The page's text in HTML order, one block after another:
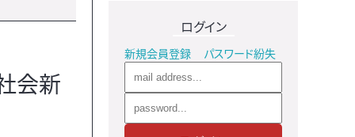
会新
ログイン
新規会員登録 パスワード紛失